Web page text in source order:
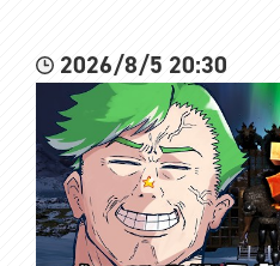
2026/8/5 20:30